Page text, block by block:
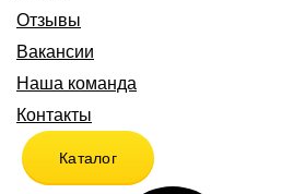
Отзывы
Вакансии
Наша команда
Контакты
Каталог